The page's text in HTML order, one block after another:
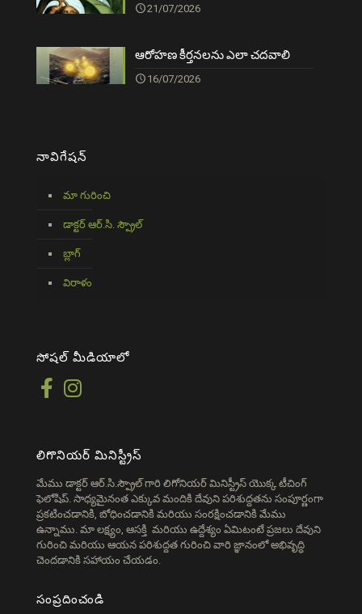
21/07/2026
ఆరోహణ కీర్తనలను ఎలా చదవాలి
16/07/2026
నావిగేషన్
మా గురించి
డాక్టర్ ఆర్.సి. స్ప్రౌల్
బ్లాగ్
విరాళం
సోషల్ మీడియాలో
లిగొనియర్ మినిస్ట్రీస్
మేము డాక్టర్ ఆర్.సి.స్ప్రౌల్ గారి లిగోనియర్ మినిస్ట్రీస్ యొక్క టీచింగ్
ఫెలోషిప్. సాధ్యమైనంత ఎక్కువ మందికి దేవుని పరిశుద్దతను సంపూర్ణంగా
ప్రకటించడానికి, బోధించడానికి మరియు సంరక్షించడానికి మేము
ఉన్నాము. మా లక్ష్యం, ఆసక్తి మరియు ఉద్దేశ్యం ఏమిటంటే ప్రజలు దేవుని
గురించి మరియు ఆయన పరిశుద్దత గురించి వారి జ్ఞానంలో అభివృద్ధి
చెందడానికి సహాయం చేయడం.
సంప్రదించండి